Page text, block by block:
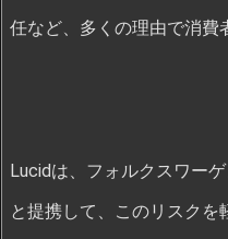
任など、多くの理由で消費
Lucidは、フォルクスワー
と提携して、このリスクを